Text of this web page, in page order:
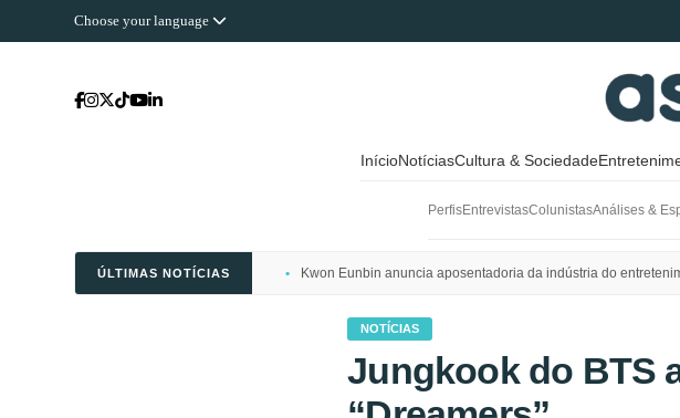
Choose your language
InícioNotíciasCultura & Sociedade
PerfisEntrevistasColunistasAnálises &
ÚLTIMAS NOTÍCIAS Kwon Eunbin anuncia aposentadoria da indústria do
NOTÍCIAS
Jungkook do BTS